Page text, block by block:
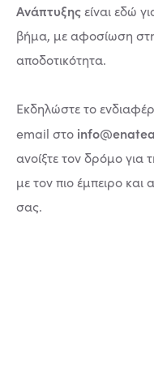
Ανάπτυξηςείναι εδώ
βήμα, με αφοσίωση
αποδοτικότητα.
Εκδηλώστε το
email στο
ανοίξτε τον δρόμο για
με τον πιο έμπειρο
σας.